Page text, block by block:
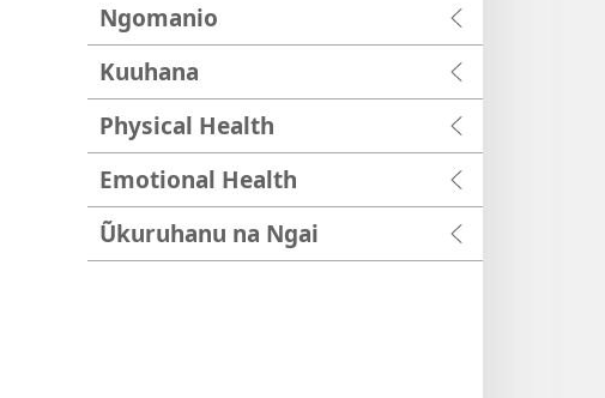
Ngomanio
Kuuhana
Physical Health
Emotional Health
Ũkuruhanu na Ngai